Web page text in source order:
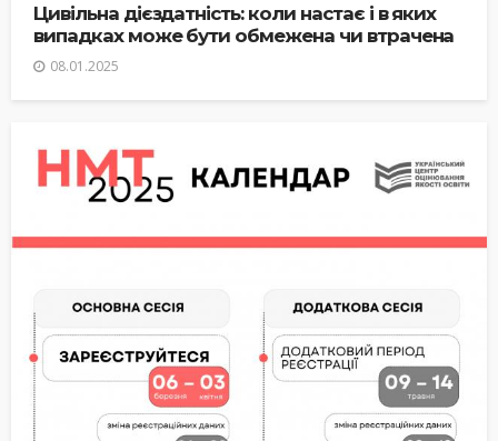
Цивільна дієздатність: коли настає і в яких
випадках може бути обмежена чи втрачена
08.01.2025